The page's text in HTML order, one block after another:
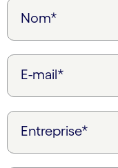
Nom*
E-mail*
Entreprise*